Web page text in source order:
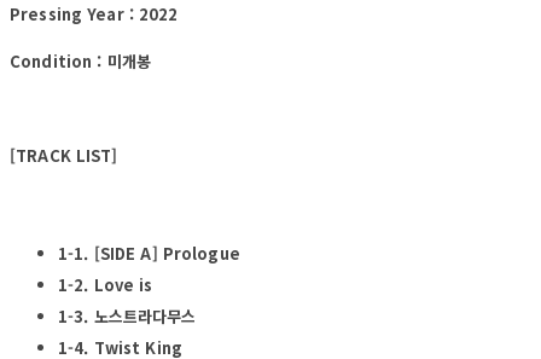
Pressing Year : 2022
Condition : 미개봉
[TRACK LIST]
1-1. [SIDE A] Prologue
1-2. Love is
1-3. 노스트라다무스
1-4. Twist King